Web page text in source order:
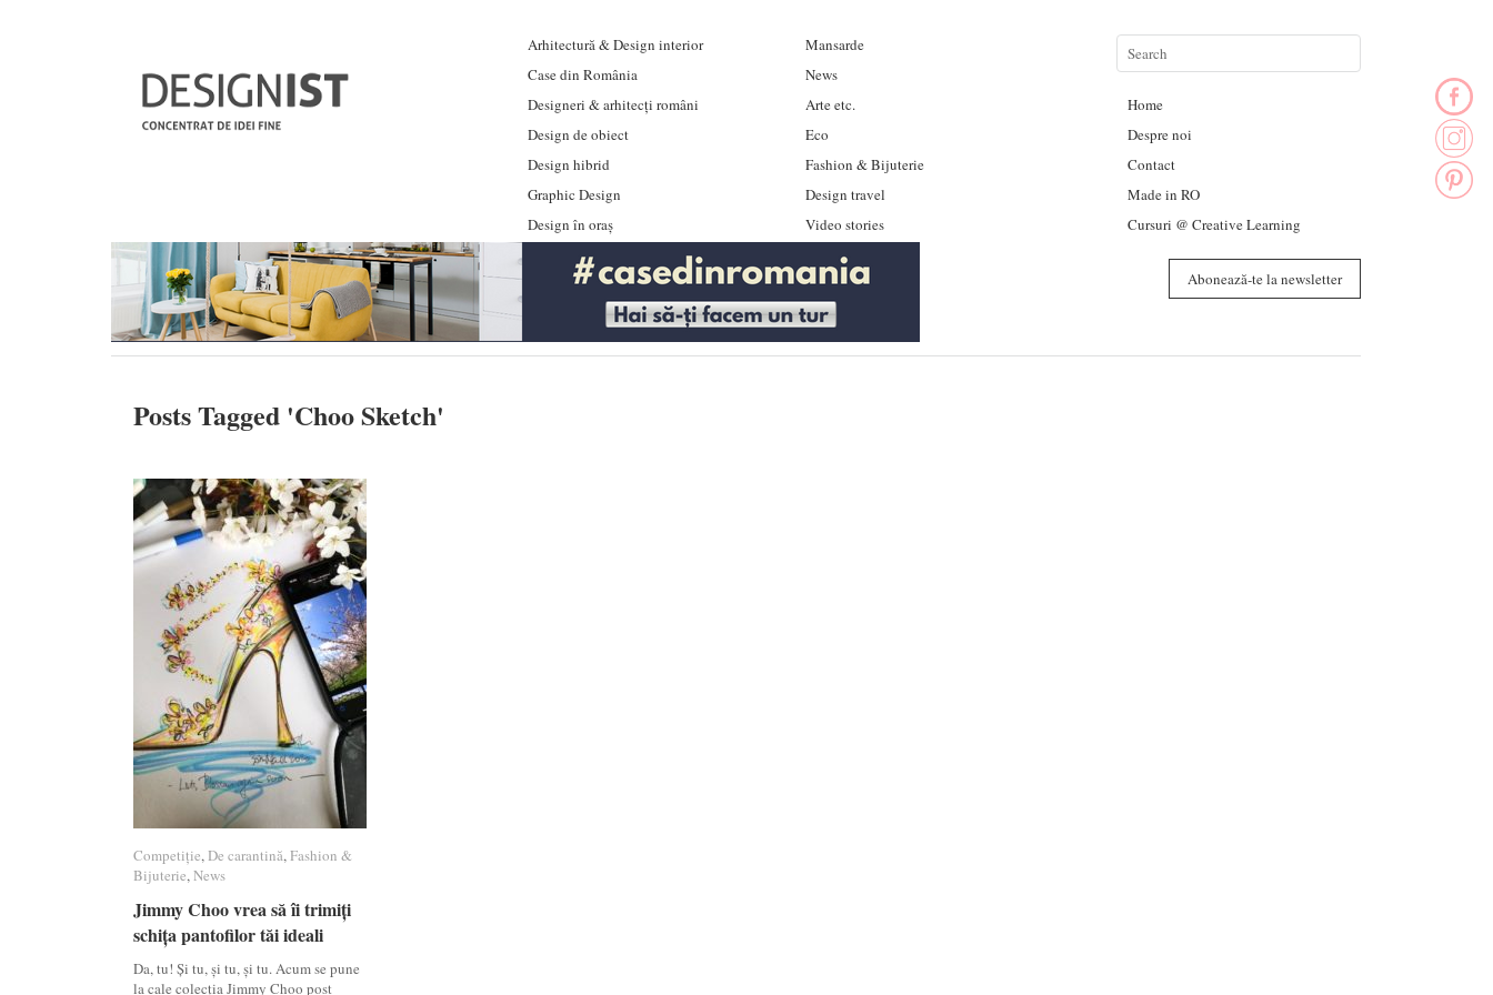
Arhitectură & Design interior
Case din România
Designeri & arhitecți români
Design de obiect
Design hibrid
Graphic Design
Design în oraș
Mansarde
News
Arte etc.
Eco
Fashion & Bijuterie
Design travel
Video stories
Home
Despre noi
Contact
Made in RO
Cursuri @ Creative Learning
Abonează-te la newsletter
Posts Tagged 'Choo Sketch'
Competiție,De carantină,Fashion &
Bijuterie,News
Jimmy Choo vrea să îi trimiți
schița pantofilor tăi ideali
Da, tu! Și tu, și tu, și tu. Acum se pune
la cale colecția Jimmy Choo post
Competiție De carantină Fashion &
Bijuterie News
Jimmy Choo vrea să îi trimiți
schița pantofilor tăi ideali